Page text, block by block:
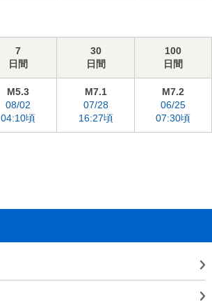
7
日間
30
日間
100
日間
M5.3
08/02
04:10頃
M7.1
07/28
16:27頃
M7.2
06/25
07:30頃